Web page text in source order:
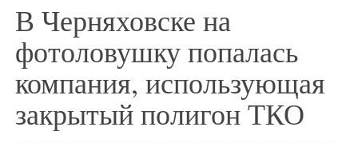
В Черняховске на
фотоловушку попалась
компания, использующая
закрытый полигон ТКО